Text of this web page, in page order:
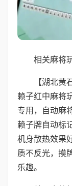
相关麻将
【湖北
赖子红中麻将
专用，自动麻
赖子牌自动标
机身散热效果
质不反光，摸
乐趣。